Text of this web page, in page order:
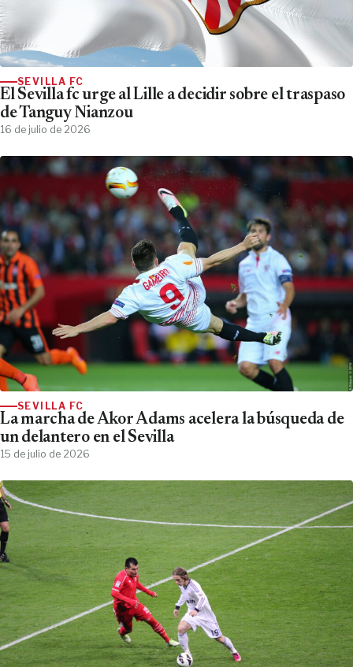
SEVILLA FC
El Sevilla fc urge al Lille a decidir sobre el traspaso
de Tanguy Nianzou
16 de julio de 2026
SEVILLA FC
La marcha de Akor Adams acelera la búsqueda de
un delantero en el Sevilla
15 de julio de 2026